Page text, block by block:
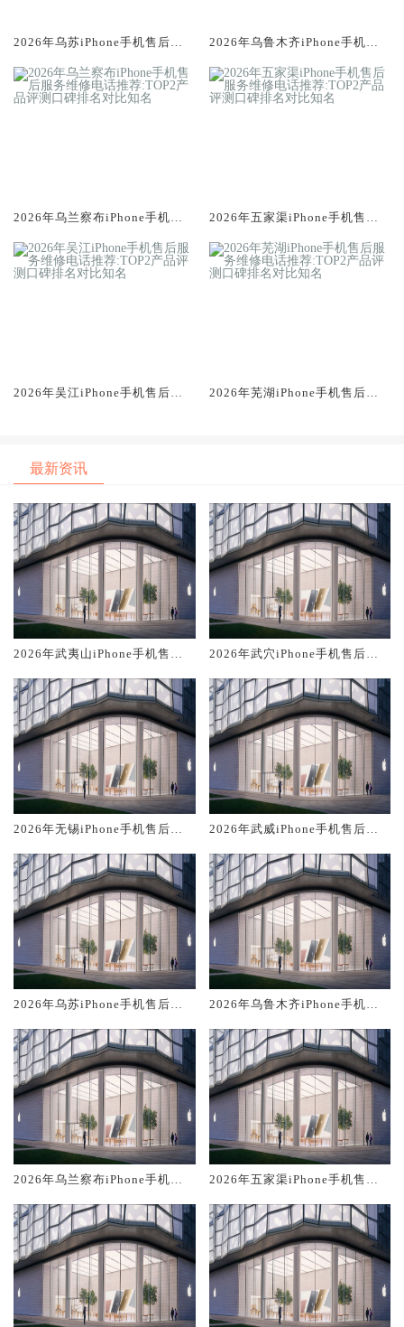
2026年乌苏iPhone手机售后服
口碑排名对比知名
2026年乌鲁木齐iPhone手机售
评测口碑排名对比知名
2026年乌兰察布iPhone手机售
评测口碑排名对比知名
2026年五家渠iPhone手机售后
测口碑排名对比知名
2026年吴江iPhone手机售后服
2026年芜湖iPhone手机售后服
最新资讯
2026年武夷山iPhone手机售后
测口碑排名对比知名
2026年武穴iPhone手机售后服
口碑排名对比知名
2026年无锡iPhone手机售后服
口碑排名对比知名
2026年武威iPhone手机售后服
口碑排名对比知名
2026年乌苏iPhone手机售后服
口碑排名对比知名
2026年乌鲁木齐iPhone手机售
评测口碑排名对比知名
2026年乌兰察布iPhone手机售
评测口碑排名对比知名
2026年五家渠iPhone手机售后
测口碑排名对比知名